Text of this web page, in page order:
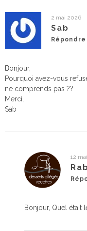
2 mai 2026
Sab
Répondre
Bonjour,
Pourquoi avez-vous
ne comprends pas ??
Merci,
Sab
12
Bonjour, Quel était